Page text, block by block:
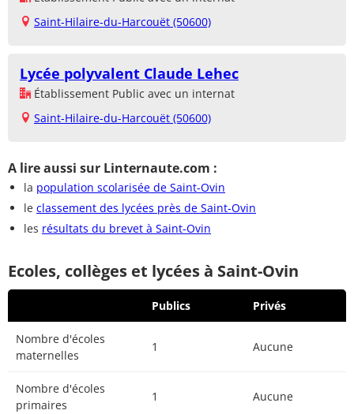
Saint-Hilaire-du-Harcouët (50600)
Lycée polyvalent Claude Lehec
Établissement Public avec un internat
Saint-Hilaire-du-Harcouët (50600)
A lire aussi sur Linternaute.com :
la population scolarisée de Saint-Ovin
le classement des lycées près de Saint-Ovin
les résultats du brevet à Saint-Ovin
Ecoles, collèges et lycées à Saint-Ovin
Publics Privés
Nombre d'écoles
maternelles
1 Aucune
Nombre d'écoles
primaires
1 Aucune